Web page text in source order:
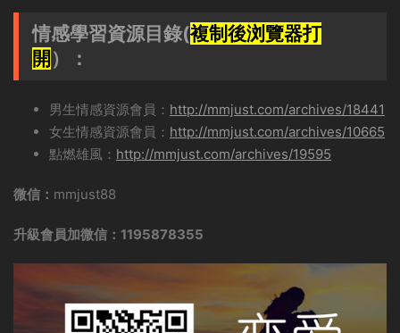
情感學習資源目錄(複制後浏覽器打
開 ）：
男生情感資源會員： http://mmjust.com/archives/18441
女生情感資源會員： http://mmjust.com/archives/10665
點燃雄風： http://mmjust.com/archives/19595
微信： mmjust88
升級會員加微信：1195878355